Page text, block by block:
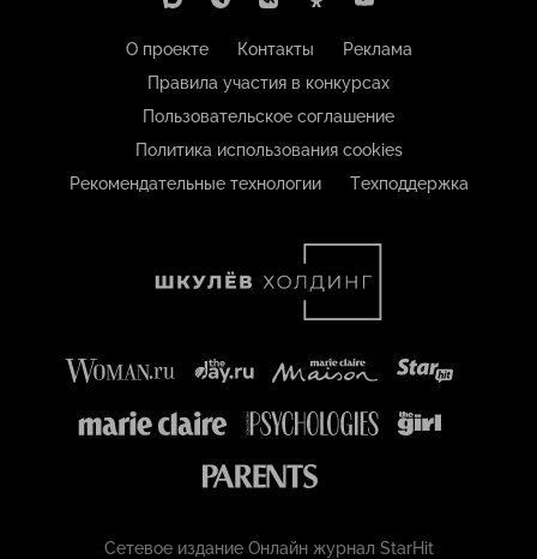
О проекте Контакты
Реклама
Правила участия в конкурсах
Пользовательское соглашение
Политика использования cookies
Рекомендательные технологии
Техподдержка
Сетевое издание Онлайн журнал StarHit